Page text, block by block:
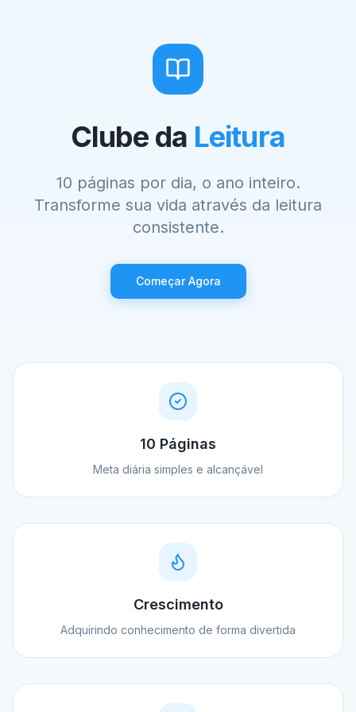
Clube da Leitura
10 páginas por dia, o ano inteiro.
Transforme sua vida através da leitura
consistente.
Começar Agora
10 Páginas
Meta diária simples e alcançável
Crescimento
Adquirindo conhecimento de forma divertida